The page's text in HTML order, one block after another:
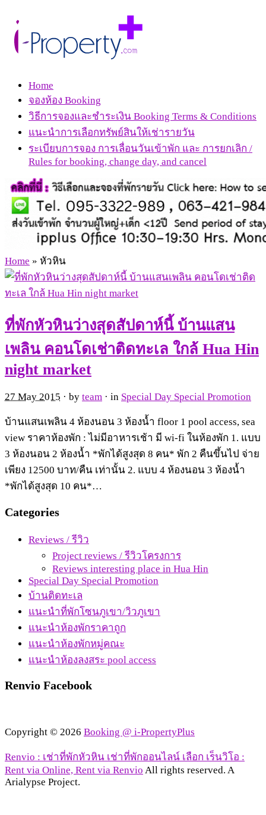
Home
จองห้อง Booking
วิธีการจองและชำระเงิน Booking Terms & Conditions
แนะนำการเลือกทรัพย์สินให้เช่ารายวัน
ระเบียบการจอง การเลื่อนวันเข้าพัก และ การยกเลิก /
Rules for booking, change day, and cancel
Home » หัวหิน
ที่พักหัวหินว่างสุดสัปดาห์นี้ บ้านแสน
เพลิน คอนโดเช่าติดทะเล ใกล้ Hua Hin
night market
27 May 2015 · by team · in Special Day Special Promotion
บ้านแสนเพลิน 4 ห้องนอน 3 ห้องน้ำ floor 1 pool access, sea
view ราคาห้องพัก : ไม่มีอาหารเช้า มี wi-fi ในห้องพัก 1. แบบ
3 ห้องนอน 2 ห้องน้ำ *พักได้สูงสุด 8 คน* พัก 2 คืนขึ้นไป จ่าย
เพียง 12500 บาท/คืน เท่านั้น 2. แบบ 4 ห้องนอน 3 ห้องน้ำ
*พักได้สูงสุด 10 คน*…
Categories
Reviews / รีวิว
Project reviews / รีวิวโครงการ
Reviews interesting place in Hua Hin
Special Day Special Promotion
บ้านติดทะเล
แนะนำที่พักโซนภูเขา/วิวภูเขา
แนะนำห้องพักราคาถูก
แนะนำห้องพักหมู่คณะ
แนะนำห้องลงสระ pool access
Renvio Facebook
Copyright © 2026 Booking @ i-PropertyPlus
Renvio : เช่าที่พักหัวหิน เช่าที่พักออนไลน์ เลือก เร็นวิโอ :
Rent via Online, Rent via Renvio All rights reserved. A
Arialypse Project.